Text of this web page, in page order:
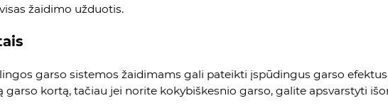
žaidimo užduotis.
garso sistemos žaidimams gali pateikti įspūdingus garso
kortą, tačiau jei norite kokybiškesnio garso, galite apsvarstyti